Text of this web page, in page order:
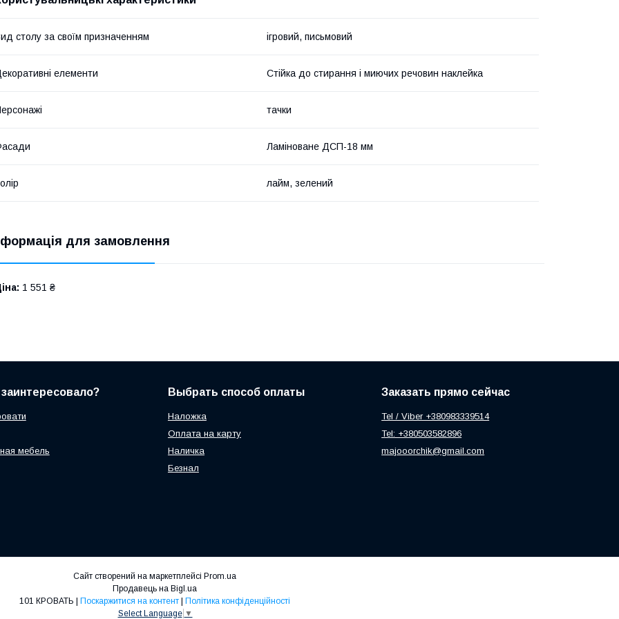
столу за своїм призначенням ігровий, письмовий
елементи Стійка до стирання і миючих речовин наклейка
тачки
Ламіноване ДСП-18 мм
лайм, зелений
для замовлення
1 551 ₴
мебель
Выбрать способ оплаты
Наложка
Оплата на карту
Наличка
Безнал
Заказать прямо сейчас
Tel / Viber +380983339514
Tel: +380503582896
majooorchik@gmail.com
Сайт створений на маркетплейсі Prom.ua
Продавець на Bigl.ua
101 КРОВАТЬ | Поскаржитися на контент | Політика конфіденційності
Select Language ▼